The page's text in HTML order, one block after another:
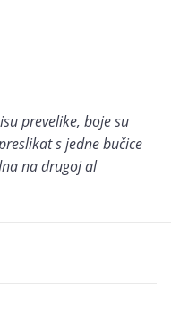
prevelike, boje su
s jedne bučice
na drugoj al